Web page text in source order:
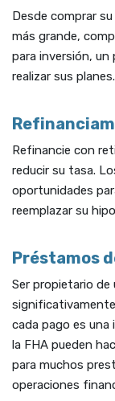
Desde comprar
más grande,
para inversión, un
realizar sus planes.
Refinancie con
reducir su tasa.
oportunidades
reemplazar su
Préstamos
Ser propietario de
cada pago es
la FHA pueden
para muchos
operaciones